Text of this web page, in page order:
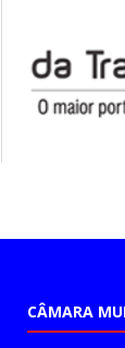
CÂMARA